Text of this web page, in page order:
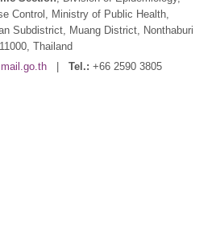
Control, Ministry of Public Health,
Subdistrict, Muang District, Nonthaburi
11000, Thailand
| Tel.: +66 2590 3805